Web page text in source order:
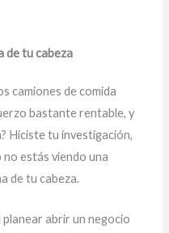
de tu cabeza
camiones de comida
bastante rentable, y
Hiciste tu investigación,
estás viendo una
de tu cabeza.
abrir un negocio